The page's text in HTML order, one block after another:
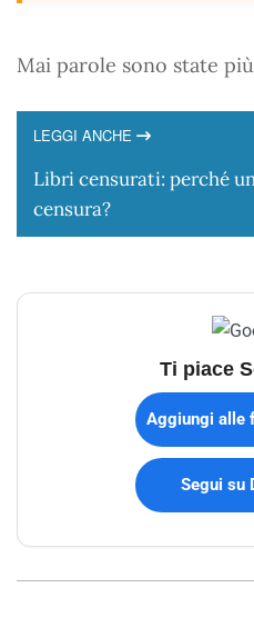
Mai parole sono state
LEGGI ANCHE
Libri censurati: perché
censura?
Ti piace
Aggiungi alle
Segui su